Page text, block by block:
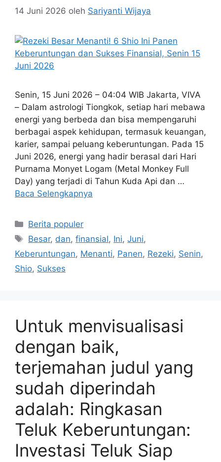
14 Juni 2026 oleh Sariyanti Wijaya
Senin, 15 Juni 2026 – 04:04 WIB Jakarta, VIVA
– Dalam astrologi Tiongkok, setiap hari mebawa
energi yang berbeda dan bisa mempengaruhi
berbagai aspek kehidupan, termasuk keuangan,
karier, sampai peluang keberuntungan. Pada 15
Juni 2026, energi yang hadir berasal dari Hari
Purnama Monyet Logam (Metal Monkey Full
Day) yang terjadi di Tahun Kuda Api dan …
Baca Selengkapnya
Kategori
Berita populer
Tag
Besar, dan,finansial, Ini,Juni,
Keberuntungan, Menanti, Panen, Rezeki, Senin,
Shio, Sukses
Untuk menvisualisasi
dengan baik,
terjemahan judul yang
sudah diperindah
adalah: Ringkasan
Teluk Keberuntungan:
Investasi Teluk Siap